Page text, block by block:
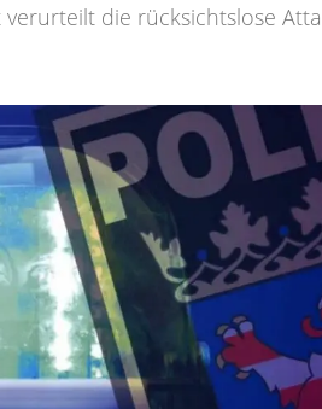
die rücksichtslose